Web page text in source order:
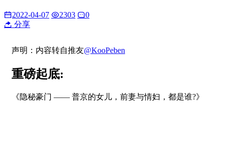
2022-04-07 2303
0
分享
声明：内容转自推友@KooPeben
重磅起底:
《隐秘豪门 —— 普京的女儿，前妻与情妇，都是谁?》